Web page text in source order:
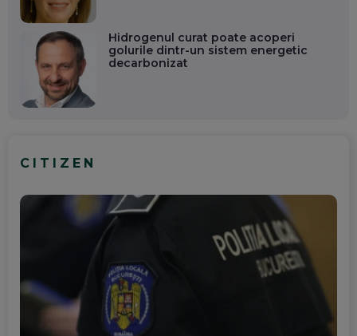
Hidrogenul curat poate acoperi
golurile dintr-un sistem energetic
decarbonizat
CITIZEN